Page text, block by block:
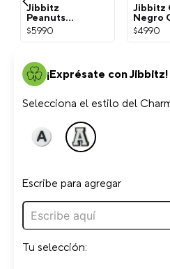
Jibbitz
Peanuts
Snoopy
Blanco Crocs
$5990
Jibbitz
Negro
$4990
¡Exprésate con Jibbitz!
Selecciona el estilo del
Escribe para agregar
Tu selección: